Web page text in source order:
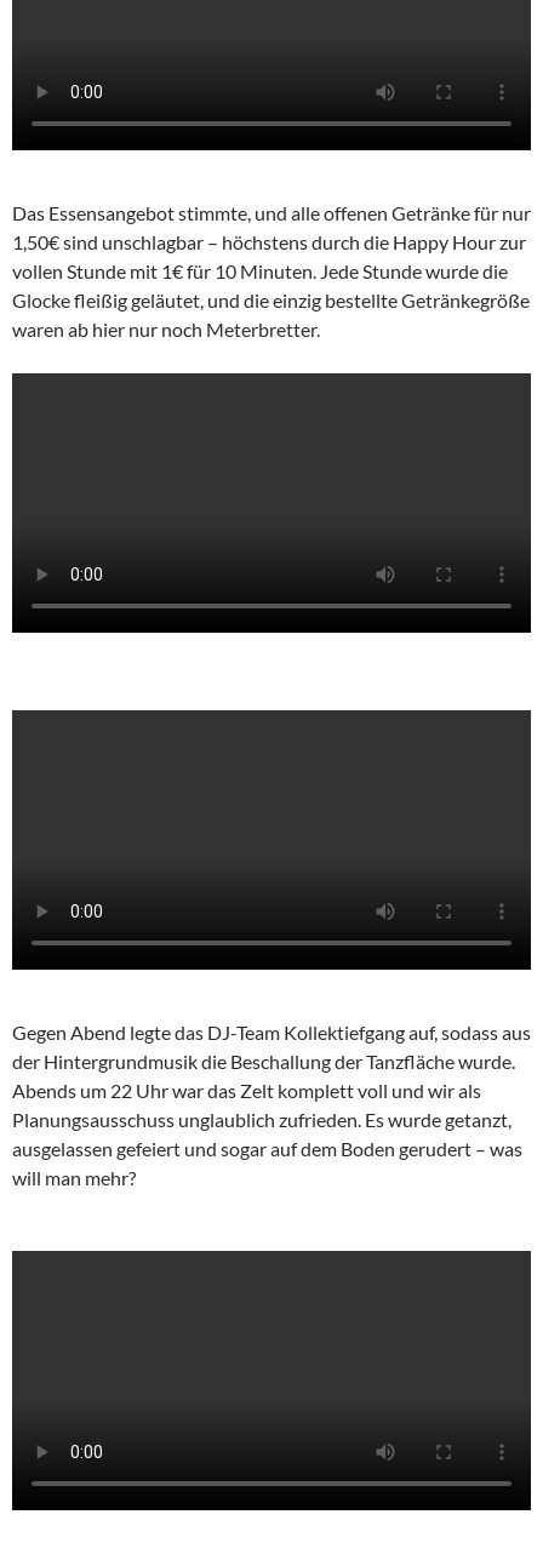
Das Essensangebot stimmte, und alle offenen Getränke für nur
1,50€ sind unschlagbar – höchstens durch die Happy Hour zur
vollen Stunde mit 1€ für 10 Minuten. Jede Stunde wurde die
Glocke fleißig geläutet, und die einzig bestellte Getränkegröße
waren ab hier nur noch Meterbretter.
Gegen Abend legte das DJ-Team Kollektiefgang auf, sodass aus
der Hintergrundmusik die Beschallung der Tanzfläche wurde.
Abends um 22 Uhr war das Zelt komplett voll und wir als
Planungsausschuss unglaublich zufrieden. Es wurde getanzt,
ausgelassen gefeiert und sogar auf dem Boden gerudert – was
will man mehr?